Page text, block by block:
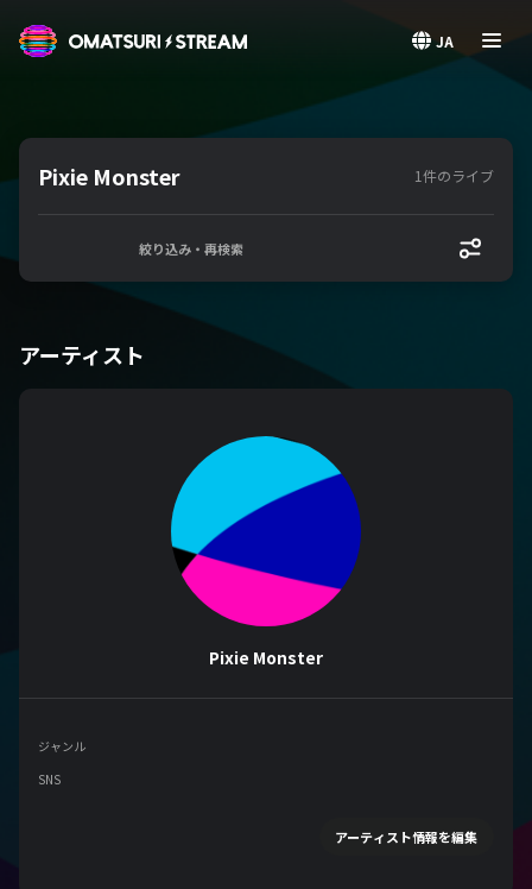
JA
Pixie Monster 1件のライブ
絞り込み・再検索
アーティスト
Pixie Monster
ジャンル
SNS
アーティスト情報を編集